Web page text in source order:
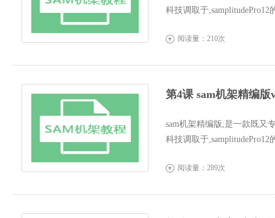
科技调取于
 阅读量：210次
第4课 sam机架精编
sam机架精编版,是一款既又
科技调取于
 阅读量：289次